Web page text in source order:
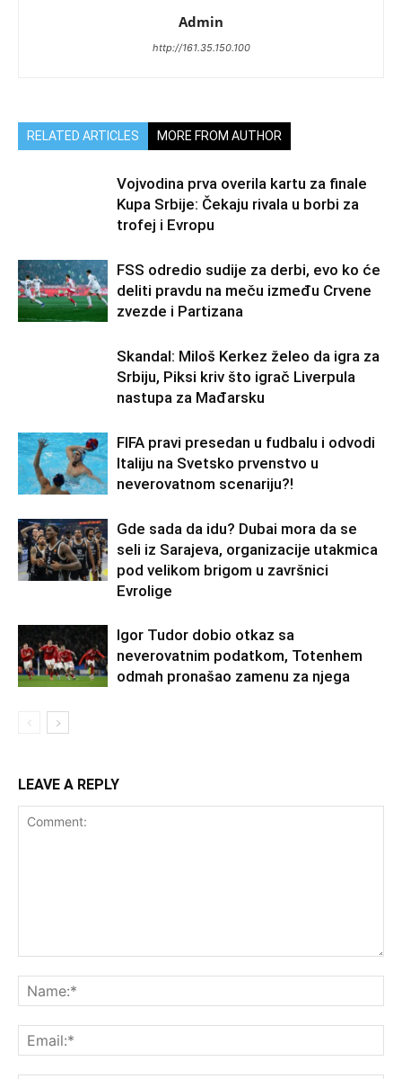
Admin
http://161.35.150.100
RELATED ARTICLES MORE FROM AUTHOR
Vojvodina prva overila kartu za finale
Kupa Srbije: Čekaju rivala u borbi za
trofej i Evropu
FSS odredio sudije za derbi, evo ko će
deliti pravdu na meču između Crvene
zvezde i Partizana
Skandal: Miloš Kerkez želeo da igra za
Srbiju, Piksi kriv što igrač Liverpula
nastupa za Mađarsku
FIFA pravi presedan u fudbalu i odvodi
Italiju na Svetsko prvenstvo u
neverovatnom scenariju?!
Gde sada da idu? Dubai mora da se
seli iz Sarajeva, organizacije utakmica
pod velikom brigom u završnici
Evrolige
Igor Tudor dobio otkaz sa
neverovatnim podatkom, Totenhem
odmah pronašao zamenu za njega
LEAVE A REPLY